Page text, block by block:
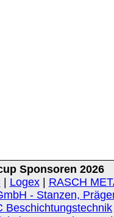
Sponsoren 2026
| Logex| RASCH
- Stanzen,
Beschichtungstechnik